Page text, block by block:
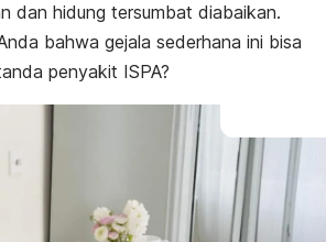
dan hidung tersumbat diabaikan.
bahwa gejala sederhana ini bisa
penyakit ISPA?